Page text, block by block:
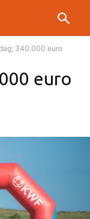
340.000 euro
euro